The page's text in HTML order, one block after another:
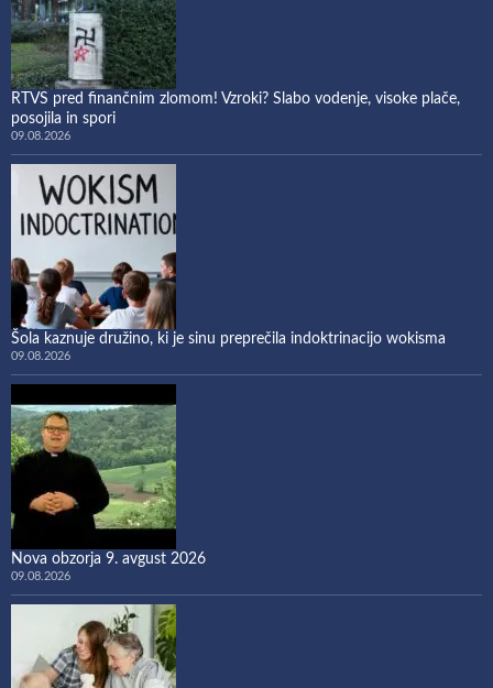
RTVS pred finančnim zlomom! Vzroki? Slabo vodenje, visoke plače,
posojila in spori
09.08.2026
Šola kaznuje družino, ki je sinu preprečila indoktrinacijo wokisma
09.08.2026
Nova obzorja 9. avgust 2026
09.08.2026